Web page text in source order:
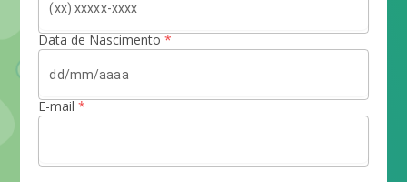
Data de Nascimento *
E-mail *